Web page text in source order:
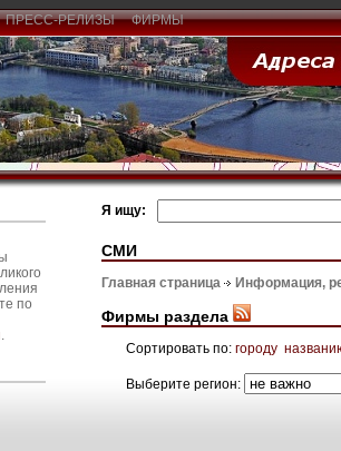
ПРЕСС-РЕЛИЗЫ ФИРМЫ
по
.
Я ищу:
СМИ
Главная страница Информация,
Фирмы раздела
Сортировать по: городу
Выберите регион: